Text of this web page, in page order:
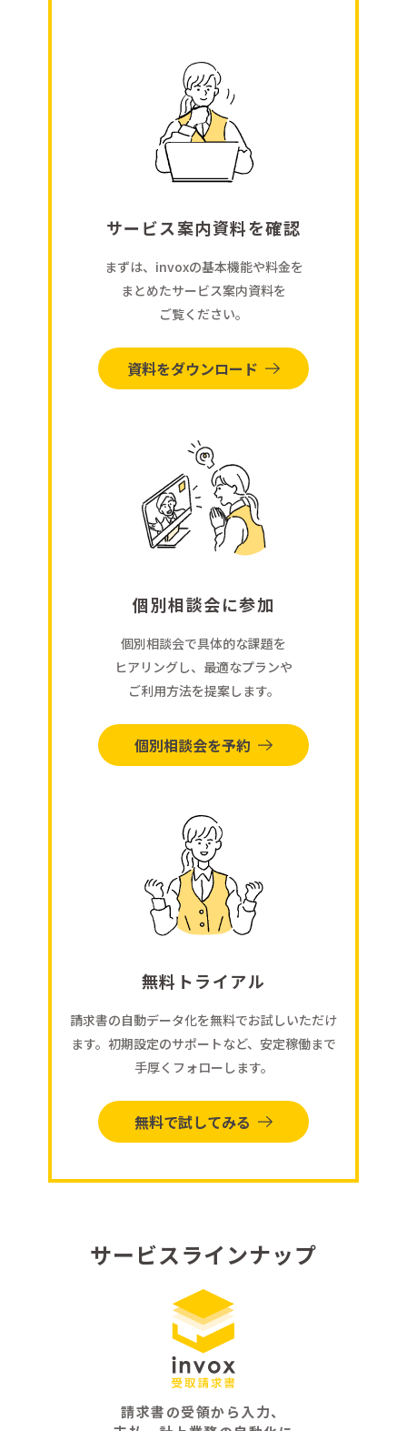
サービス案内資料を確認
まずは、invoxの基本機能や料金を
まとめたサービス案内資料を
ご覧ください。
資料をダウンロード
個別相談会に参加
個別相談会で具体的な課題を
ヒアリングし、最適なプランや
ご利用方法を提案します。
個別相談会を予約
無料トライアル
請求書の自動データ化を無料でお試しいただけ
ます。初期設定のサポートなど、安定稼働まで
手厚くフォローします。
無料で試してみる
サービスラインナップ
請求書の受領から入力、